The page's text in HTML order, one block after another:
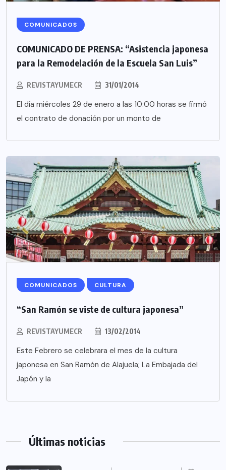
COMUNICADOS
COMUNICADO DE PRENSA: “Asistencia japonesa
para la Remodelación de la Escuela San Luis”
REVISTAYUMECR 31/01/2014
El día miércoles 29 de enero a las 10:00 horas se firmó
el contrato de donación por un monto de
COMUNICADOS CULTURA
“San Ramón se viste de cultura japonesa”
REVISTAYUMECR 13/02/2014
Este Febrero se celebrara el mes de la cultura
japonesa en San Ramón de Alajuela; La Embajada del
Japón y la
Últimas noticias